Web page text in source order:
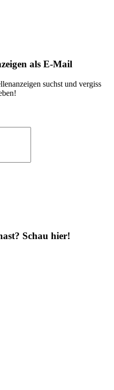
als E-Mail
suchst und vergiss
Schau hier!